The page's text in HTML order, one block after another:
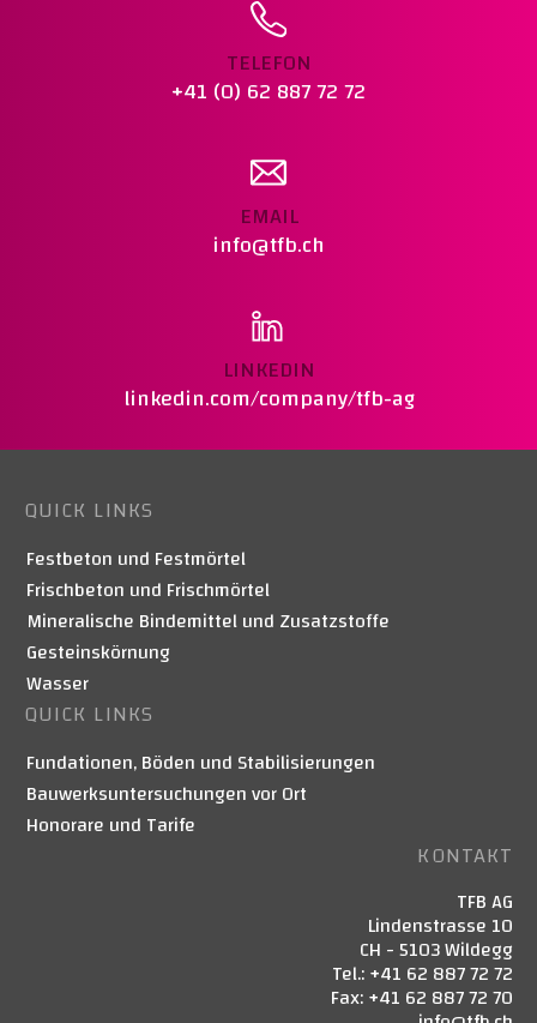
TELEFON
+41 (0) 62 887 72 72
EMAIL
info@tfb.ch
LINKEDIN
linkedin.com/company/tfb-ag
QUICK LINKS
Festbeton und Festmörtel
Frischbeton und Frischmörtel
Mineralische Bindemittel und Zusatzstoffe
Gesteinskörnung
Wasser
QUICK LINKS
Fundationen, Böden und Stabilisierungen
Bauwerksuntersuchungen vor Ort
Honorare und Tarife
KONTAKT
TFB AG
Lindenstrasse 10
CH - 5103 Wildegg
Tel.: +41 62 887 72 72
Fax: +41 62 887 72 70